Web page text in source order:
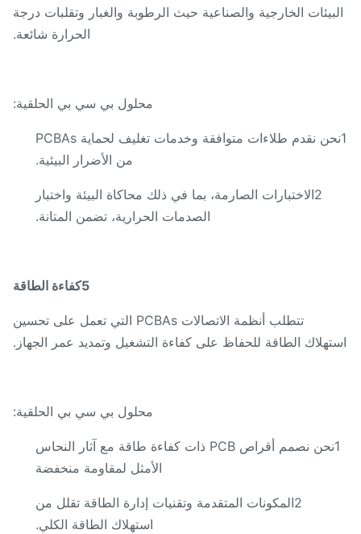
الخارجية والصناعية حيث الرطوبة والغبار وتقلبات درجة
الحرارة شائعة.
محلول بي سي بي الحلقية:
1نحن نقدم طلاءات متوافقة وخدمات تغليف لحماية PCBAs
من الأضرار البيئية.
2الاختبارات الصارمة، بما في ذلك محاكاة البيئة واختبار
الصدمات الحرارية، تضمن المتانة.
تتطلب أنظمة الاتصالات PCBAs التي تعمل على تحسين
الطاقة للحفاظ على كفاءة التشغيل وتمديد عمر الجهاز.
محلول بي سي بي الحلقية:
1نحن نصمم أقراص PCB ذات كفاءة طاقة مع آثار النحاس
الأمثل لمقاومة منخفضة
2المكونات المتقدمة وتقنيات إدارة الطاقة تقلل من
استهلاك الطاقة الكلي.